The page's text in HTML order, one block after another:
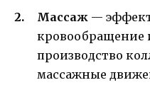
Массаж —
кровообращение
производство
массажные